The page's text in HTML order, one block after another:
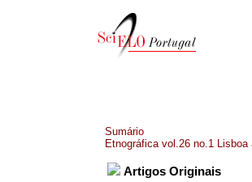
Sumário
Etnográfica vol.26 no.1 Lisboa
Artigos Originais